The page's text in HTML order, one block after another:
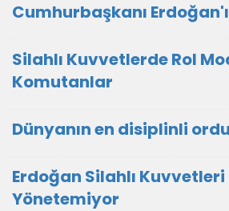
Cumhurbaşkanı
Silahlı Kuvvetlerde Rol
Komutanlar
Dünyanın en disiplinli
Erdoğan Silahlı Kuvvetleri
Yönetemiyor